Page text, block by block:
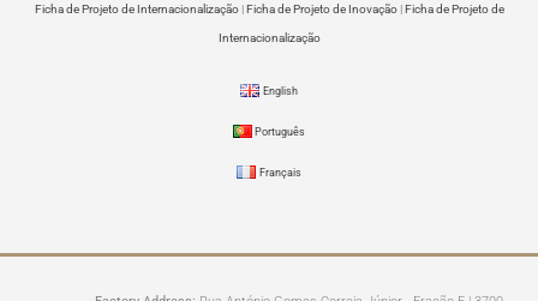
Ficha de Projeto de Internacionalização|Ficha de Projeto de Inovação|Ficha de Projeto de
Internacionalização
English
Português
Français